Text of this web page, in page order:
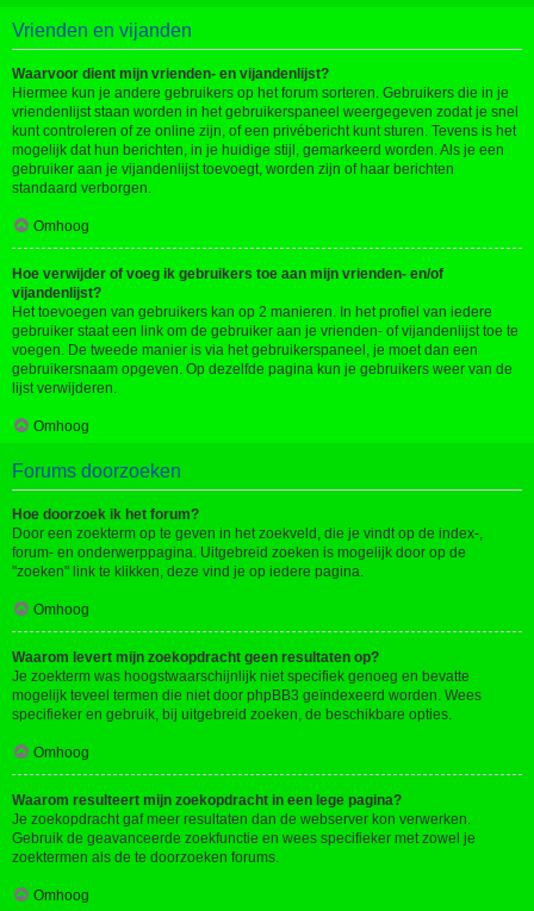
Vrienden en vijanden
Waarvoor dient mijn vrienden- en vijandenlijst?
Hiermee kun je andere gebruikers op het forum sorteren. Gebruikers die in je
vriendenlijst staan worden in het gebruikerspaneel weergegeven zodat je snel
kunt controleren of ze online zijn, of een privébericht kunt sturen. Tevens is het
mogelijk dat hun berichten, in je huidige stijl, gemarkeerd worden. Als je een
gebruiker aan je vijandenlijst toevoegt, worden zijn of haar berichten
standaard verborgen.
Omhoog
Hoe verwijder of voeg ik gebruikers toe aan mijn vrienden- en/of
vijandenlijst?
Het toevoegen van gebruikers kan op 2 manieren. In het profiel van iedere
gebruiker staat een link om de gebruiker aan je vrienden- of vijandenlijst toe te
voegen. De tweede manier is via het gebruikerspaneel, je moet dan een
gebruikersnaam opgeven. Op dezelfde pagina kun je gebruikers weer van de
lijst verwijderen.
Omhoog
Forums doorzoeken
Hoe doorzoek ik het forum?
Door een zoekterm op te geven in het zoekveld, die je vindt op de index-,
forum- en onderwerppagina. Uitgebreid zoeken is mogelijk door op de
"zoeken" link te klikken, deze vind je op iedere pagina.
Omhoog
Waarom levert mijn zoekopdracht geen resultaten op?
Je zoekterm was hoogstwaarschijnlijk niet specifiek genoeg en bevatte
mogelijk teveel termen die niet door phpBB3 geïndexeerd worden. Wees
specifieker en gebruik, bij uitgebreid zoeken, de beschikbare opties.
Omhoog
Waarom resulteert mijn zoekopdracht in een lege pagina?
Je zoekopdracht gaf meer resultaten dan de webserver kon verwerken.
Gebruik de geavanceerde zoekfunctie en wees specifieker met zowel je
zoektermen als de te doorzoeken forums.
Omhoog